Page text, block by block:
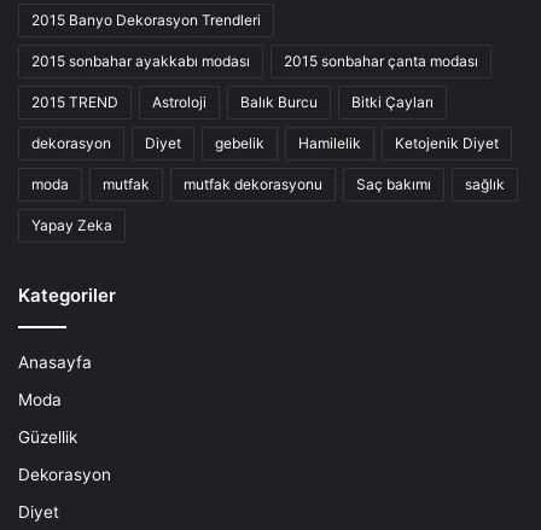
2015 Banyo Dekorasyon Trendleri
2015 sonbahar ayakkabı modası 2015 sonbahar çanta modası
2015 TREND Astroloji Balık Burcu Bitki Çayları
dekorasyon Diyet gebelik Hamilelik Ketojenik Diyet
moda mutfak mutfak dekorasyonu Saç bakımı sağlık
Yapay Zeka
Kategoriler
Anasayfa
Moda
Güzellik
Dekorasyon
Diyet